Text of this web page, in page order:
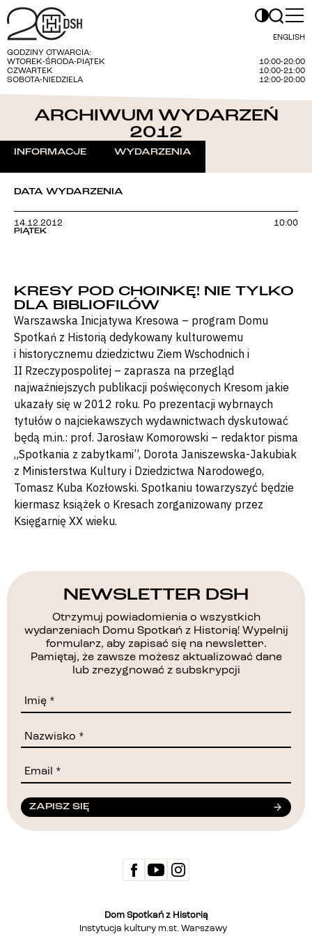
ENGLISH
GODZINY OTWARCIA:
WTOREK-ŚRODA-PIĄTEK
10:00-20:00
CZWARTEK
10:00-21:00
SOBOTA-NIEDZIELA
12:00-20:00
ARCHIWUM WYDARZEŃ
2012
INFORMACJE WYDARZENIA
DATA WYDARZENIA
14.12.2012
PIĄTEK
10:00
KRESY POD CHOINKĘ! NIE TYLKO
DLA BIBLIOFILÓW
Warszawska Inicjatywa Kresowa – program Domu
Spotkań z Historią dedykowany kulturowemu
i historycznemu dziedzictwu Ziem Wschodnich i
II Rzeczypospolitej – zaprasza na przegląd
najważniejszych publikacji poświęconych Kresom jakie
ukazały się w 2012 roku. Po prezentacji wybrnaych
tytułów o najciekawszych wydawnictwach dyskutować
będą m.in.: prof. Jarosław Komorowski – redaktor pisma
„Spotkania z zabytkami”, Dorota Janiszewska-Jakubiak
z Ministerstwa Kultury i Dziedzictwa Narodowego,
Tomasz Kuba Kozłowski. Spotkaniu towarzyszyć będzie
kiermasz książek o Kresach zorganizowany przez
Księgarnię XX wieku.
NEWSLETTER DSH
Otrzymuj powiadomienia o wszystkich
wydarzeniach Domu Spotkań z Historią! Wypełnij
formularz, aby zapisać się na newsletter.
Pamiętaj, że zawsze możesz aktualizować dane
lub zrezygnować z subskrypcji
ZAPISZ SIĘ
Dom Spotkań z Historią
Instytucja kultury m.st. Warszawy